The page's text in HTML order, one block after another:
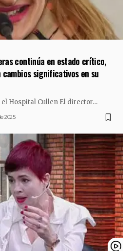
continúa en estado crítico,
cambios significativos en su
Hospital Cullen El director…
2025